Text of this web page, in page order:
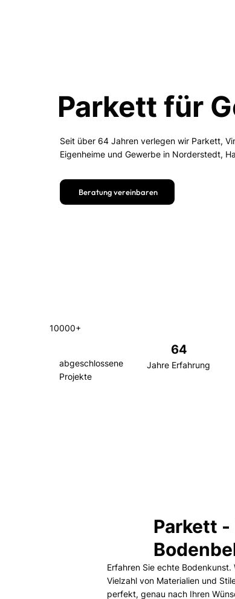
Parkett für
Seit über 64 Jahren verlegen wir Parkett,
Eigenheime und Gewerbe in Norderstedt,
Beratung vereinbaren
10000+
abgeschlossene
Projekte
Jahre Erfahrung
64
Parkett -
Erfahren Sie echte Bodenkunst.
Vielzahl von Materialien und
perfekt, genau nach Ihren